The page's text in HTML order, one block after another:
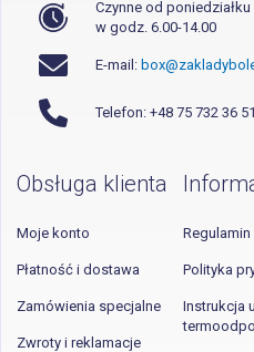
Czynne od
w godz. 6.00-14.00
E-mail:
Telefon: +48 75 732 36 51
Obsługa klienta
Moje konto
Płatność i dostawa
Zamówienia specjalne
Zwroty i reklamacje
Polityka
Instrukcja